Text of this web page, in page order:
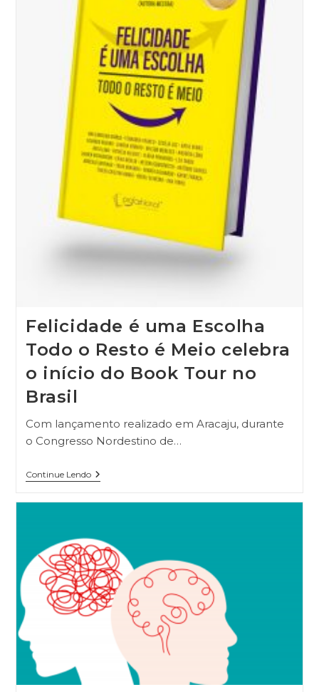
Felicidade é uma Escolha
Todo o Resto é Meio celebra
o início do Book Tour no
Brasil
Com lançamento realizado em Aracaju, durante
o Congresso Nordestino de…
Continue Lendo